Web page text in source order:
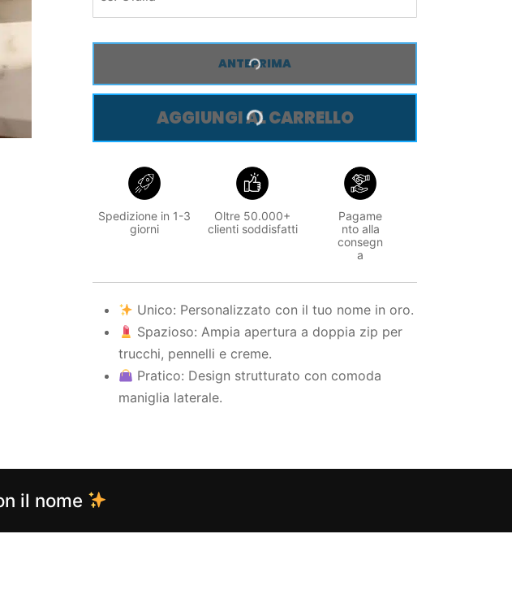
ANTEPRIMA
AGGIUNGI AL CARRELLO
Spedizione in 1-3
giorni
Oltre 50.000+
clienti soddisfatti
Pagame
nto alla
consegn
a
Unico: Personalizzato con il tuo nome in oro.
Spazioso: Ampia apertura a doppia zip per
trucchi, pennelli e creme.
Pratico: Design strutturato con comoda
maniglia laterale.
il nome